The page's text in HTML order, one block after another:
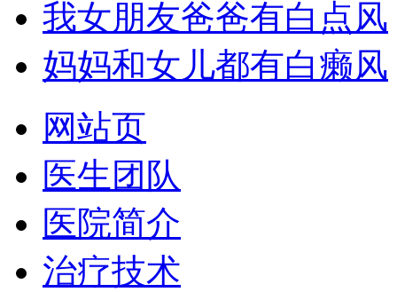
我女朋友爸爸有白点风
妈妈和女儿都有白癞风
网站页
医生团队
医院简介
治疗技术